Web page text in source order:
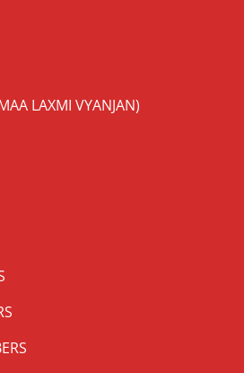
LAXMI VYANJAN)